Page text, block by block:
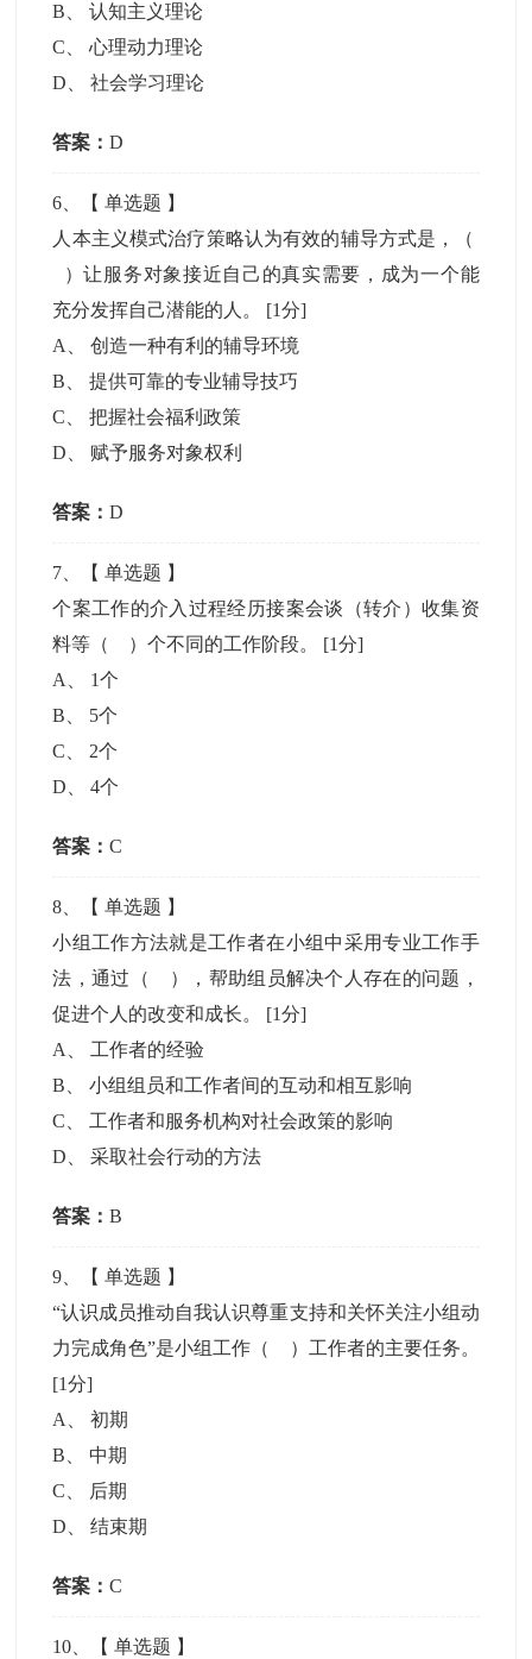
B 、认知主义理论
C 、心理动力理论
D 、社会学习理论
答案：D
6 、【单选题 】
人本主义模式治疗策略认为有效的辅导方式是，（
）让服务对象接近自己的真实需要，成为一个能
充分发挥自己潜能的人。 [1分]
A
、创造一种有利的辅导环境
B 、提供可靠的专业辅导技巧
C 、把握社会福利政策
D
赋予服务对象权利
答案：D
7 、【单选题 】
个案工作的介入过程经历接案会谈（转介）收集资
料等（ ）个不同的工作阶段。 [1分]
A
1个
B
5个
C
2个
D 、4个
答案：C
8 、【单选题 】
小组工作方法就是工作者在小组中采用专业工作手
法，通过（ ），帮助组员解决个人存在的问题，
促进个人的改变和成长。 [1分]
A
工作者的经验
B 、小组组员和工作者间的互动和相互影响
C
工作者和服务机构对社会政策的影响
D 、采取社会行动的方法
答案：B
9 、【单选题 】
“认识成员推动自我认识尊重支持和关怀关注小组动
力完成角色”是小组工作（ ）工作者的主要任务。
[1分]
A
、初期
B
中期
C
后期
D 、结束期
答案：C
10 、【单选题 】